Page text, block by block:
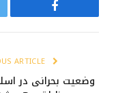
Facebook
وضعیت بحرانی در